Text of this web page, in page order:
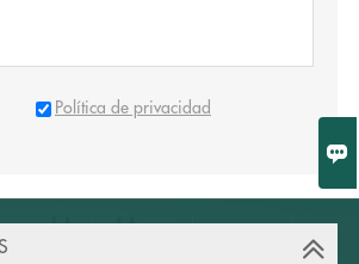

Política de privacidad